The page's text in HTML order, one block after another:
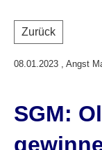
Zurück
08.01.2023 , Angst
SGM: